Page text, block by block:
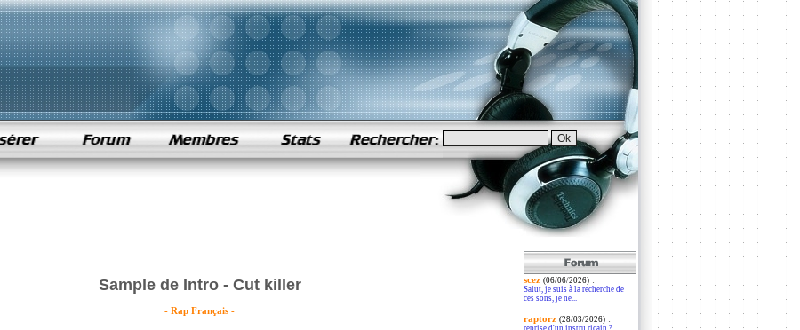
Sample de Intro - Cut killer
- Rap Français -
scez (06/06/2026):
Salut, je suis à la recherche de
ces sons, je ne...
raptorz (28/03/2026):
reprise d'un instru ricain ?